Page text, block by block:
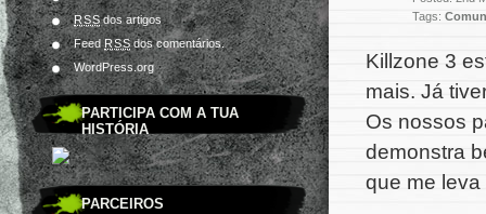
RSSdos artigos
FeedRSSdos comentários.
WordPress.org
PARTICIPA COM A TUA
HISTÓRIA
PARCEIROS
Tags:
Killzone 3
mais. Já
Os nossos
demonstra
que me leva